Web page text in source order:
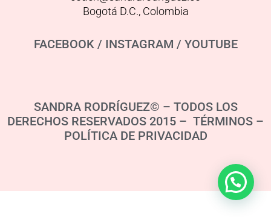
Bogotá D.C., Colombia
FACEBOOK / INSTAGRAM / YOUTUBE
SANDRA RODRÍGUEZ© – TODOS LOS
DERECHOS RESERVADOS 2015 – TÉRMINOS –
POLÍTICA DE PRIVACIDAD